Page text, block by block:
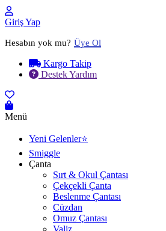
Giriş Yap
Hesabın yok mu? Üye Ol
Kargo Takip
Destek Yardım
Menü
Yeni Gelenler⭐
Smiggle
Çanta
Sırt & Okul Çantası
Çekçekli Çanta
Beslenme Çantası
Cüzdan
Omuz Çantası
Valiz